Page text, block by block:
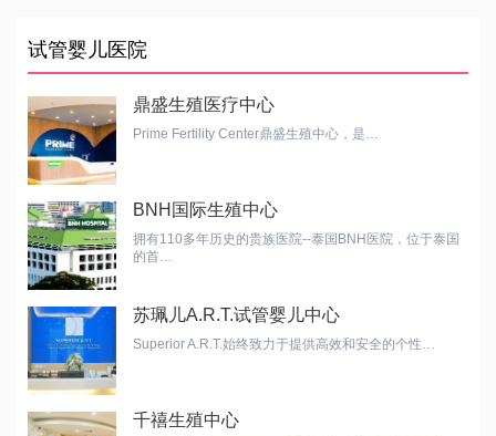
试管婴儿医院
鼎盛生殖医疗中心
Prime Fertility Center鼎盛生殖中心，是…
BNH国际生殖中心
拥有110多年历史的贵族医院--泰国BNH医院，位于泰国
的首…
苏珮儿A.R.T.试管婴儿中心
Superior A.R.T.始终致力于提供高效和安全的个性…
千禧生殖中心